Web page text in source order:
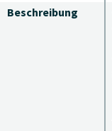
Beschreibung